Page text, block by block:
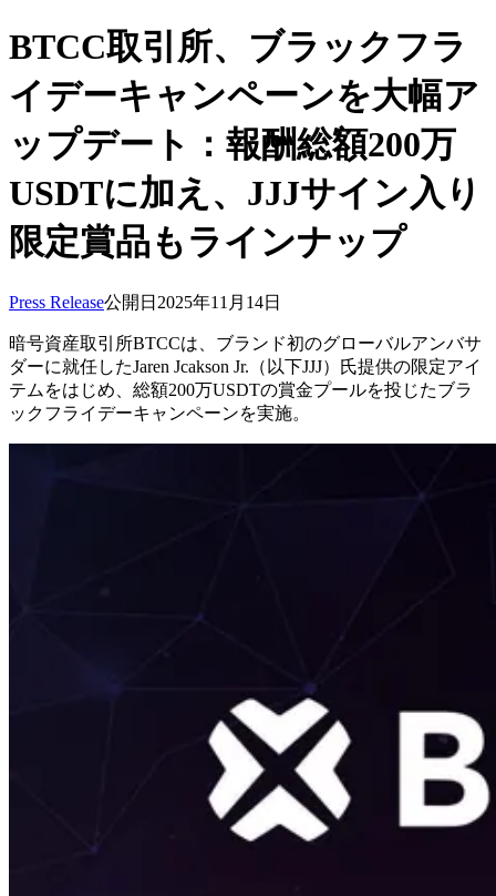
BTCC取引所、ブラックフラ
イデーキャンペーンを大幅ア
ップデート：報酬総額200万
USDTに加え、JJJサイン入り
限定賞品もラインナップ
Press Release公開日 2025年11月14日
暗号資産取引所BTCCは、ブランド初のグローバルアンバサ
ダーに就任したJaren Jcakson Jr.（以下JJJ）氏提供の限定アイ
テムをはじめ、総額200万USDTの賞金プールを投じたブラ
ックフライデーキャンペーンを実施。